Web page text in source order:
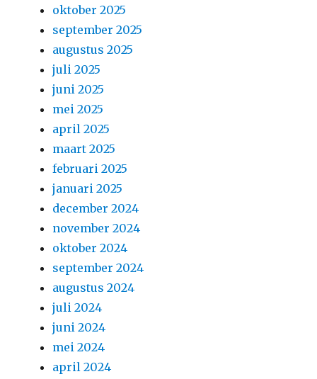
oktober 2025
september 2025
augustus 2025
juli 2025
juni 2025
mei 2025
april 2025
maart 2025
februari 2025
januari 2025
december 2024
november 2024
oktober 2024
september 2024
augustus 2024
juli 2024
juni 2024
mei 2024
april 2024